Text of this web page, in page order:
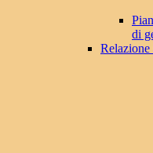
di
Relazione